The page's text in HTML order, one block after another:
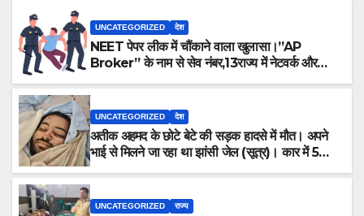
UNCATEGORIZED देश
NEET पेपर लीक में चौंकाने वाला खुलासा।”AP
Broker” के नाम से सेव नंबर,13राज्य में नेटवर्क और
UNCATEGORIZED देश
अतीक अहमद के छोटे बेटे की सड़क हादसे में मौत। अपने
भाई से मिलने जा रहा था झांसी जेल (सूत्र)। कार में 5
UNCATEGORIZED राज्य